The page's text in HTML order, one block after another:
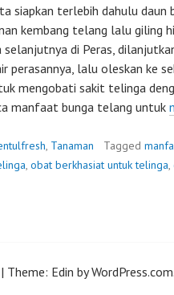
siapkan terlebih dahulu daun
kembang telang lalu giling
selanjutnya di Peras,
perasannya, lalu oleskan ke
mengobati sakit telinga
manfaat bunga telang untuk
, Tanaman Tagged
, obat berkhasiat untuk telinga,
| Theme: Edin byWordPress.com.